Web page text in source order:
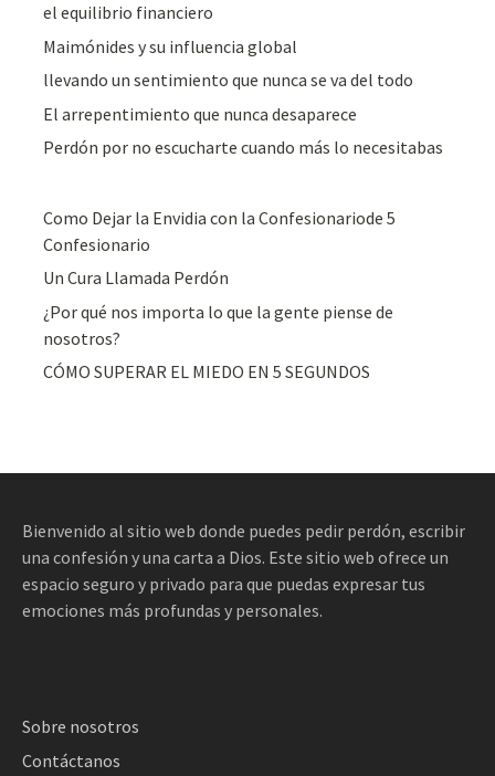
el equilibrio financiero
Maimónides y su influencia global
llevando un sentimiento que nunca se va del todo
El arrepentimiento que nunca desaparece
Perdón por no escucharte cuando más lo necesitabas
Como Dejar la Envidia con la Confesionariode 5
Confesionario
Un Cura Llamada Perdón
¿Por qué nos importa lo que la gente piense de
nosotros?
CÓMO SUPERAR EL MIEDO EN 5 SEGUNDOS
Bienvenido al sitio web donde puedes pedir perdón, escribir
una confesión y una carta a Dios. Este sitio web ofrece un
espacio seguro y privado para que puedas expresar tus
emociones más profundas y personales.
Sobre nosotros
Contáctanos